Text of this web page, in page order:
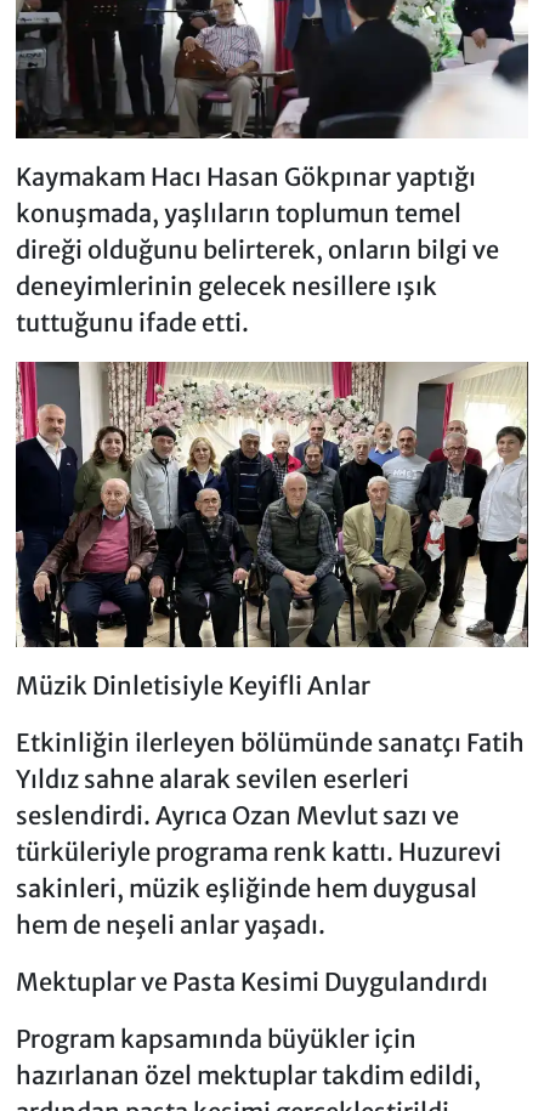
Kaymakam Hacı Hasan Gökpınar yaptığı
konuşmada, yaşlıların toplumun temel
direği olduğunu belirterek, onların bilgi ve
deneyimlerinin gelecek nesillere ışık
tuttuğunu ifade etti.
Müzik Dinletisiyle Keyifli Anlar
Etkinliğin ilerleyen bölümünde sanatçı Fatih
Yıldız sahne alarak sevilen eserleri
seslendirdi. Ayrıca Ozan Mevlut sazı ve
türküleriyle programa renk kattı. Huzurevi
sakinleri, müzik eşliğinde hem duygusal
hem de neşeli anlar yaşadı.
Mektuplar ve Pasta Kesimi Duygulandırdı
Program kapsamında büyükler için
hazırlanan özel mektuplar takdim edildi,